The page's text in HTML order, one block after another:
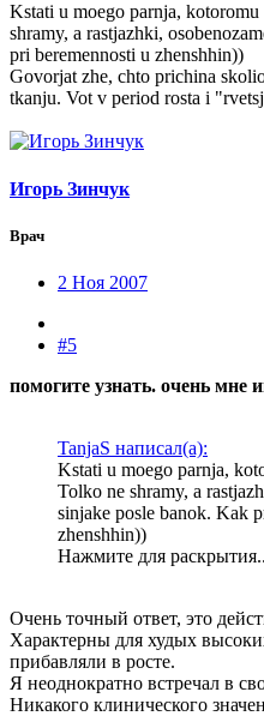
Kstati u moego parnja,
shramy, a rastjazhki,
pri beremennosti u zhenshhin))
Govorjat zhe, chto prichina
tkanju. Vot v period rosta i
Игорь Зинчук
Врач
2 Ноя 2007
#5
помогите узнать. очень мне
TanjaS написал(а):
Kstati u moego parnja,
Tolko ne shramy, a
sinjake posle banok. Kak
zhenshhin))
Нажмите для
Очень точный ответ, это
Характерны для худых
прибавляли в росте.
Я неоднократно встречал в
Никакого клинического